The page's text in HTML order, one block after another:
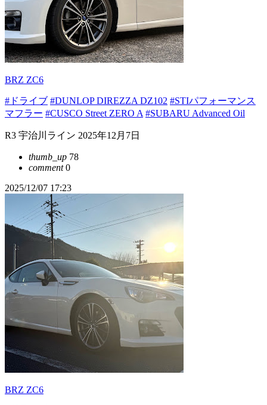
BRZ ZC6
#ドライブ #DUNLOP DIREZZA DZ102 #STIパフォーマンス
マフラー #CUSCO Street ZERO A #SUBARU Advanced Oil
R3 宇治川ライン 2025年12月7日
thumb_up 78
comment0
2025/12/07 17:23
BRZ ZC6